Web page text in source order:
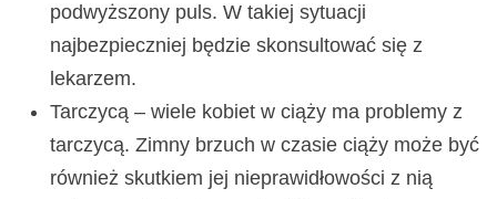
podwyższony puls. W takiej sytuacji
najbezpieczniej będzie skonsultować się z
lekarzem.
Tarczycą – wiele kobiet w ciąży ma problemy z
tarczycą. Zimny brzuch w czasie ciąży może być
również skutkiem jej nieprawidłowości z nią